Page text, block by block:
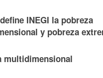
INEGI la pobreza
y pobreza
multidimensional